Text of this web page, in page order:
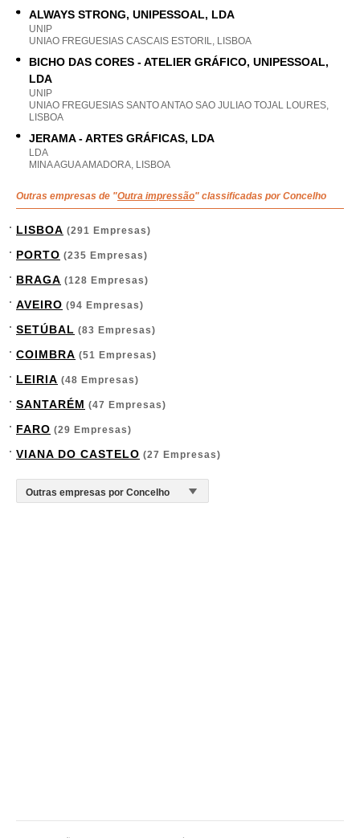
ALWAYS STRONG, UNIPESSOAL, LDA
UNIP
UNIAO FREGUESIAS CASCAIS ESTORIL, LISBOA
BICHO DAS CORES - ATELIER GRÁFICO, UNIPESSOAL,
LDA
UNIP
UNIAO FREGUESIAS SANTO ANTAO SAO JULIAO TOJAL LOURES,
LISBOA
JERAMA - ARTES GRÁFICAS, LDA
LDA
MINA AGUA AMADORA, LISBOA
Outras empresas de "Outra impressão" classificadas por Concelho
LISBOA (291 Empresas)
PORTO (235 Empresas)
BRAGA (128 Empresas)
AVEIRO (94 Empresas)
SETÚBAL (83 Empresas)
COIMBRA (51 Empresas)
LEIRIA (48 Empresas)
SANTARÉM (47 Empresas)
FARO (29 Empresas)
VIANA DO CASTELO (27 Empresas)